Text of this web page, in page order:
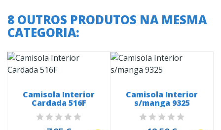
8 OUTROS PRODUTOS NA MESMA
CATEGORIA:
Camisola Interior
Cardada 516F
Camisola Interior
s/manga 9325